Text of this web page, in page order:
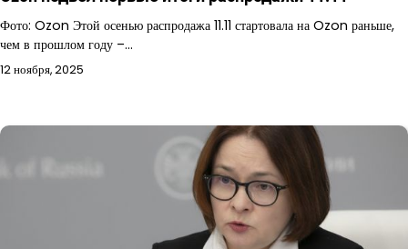
Фото: Ozon Этой осенью распродажа 11.11 стартовала на Ozon раньше,
чем в прошлом году –…
12 ноября, 2025